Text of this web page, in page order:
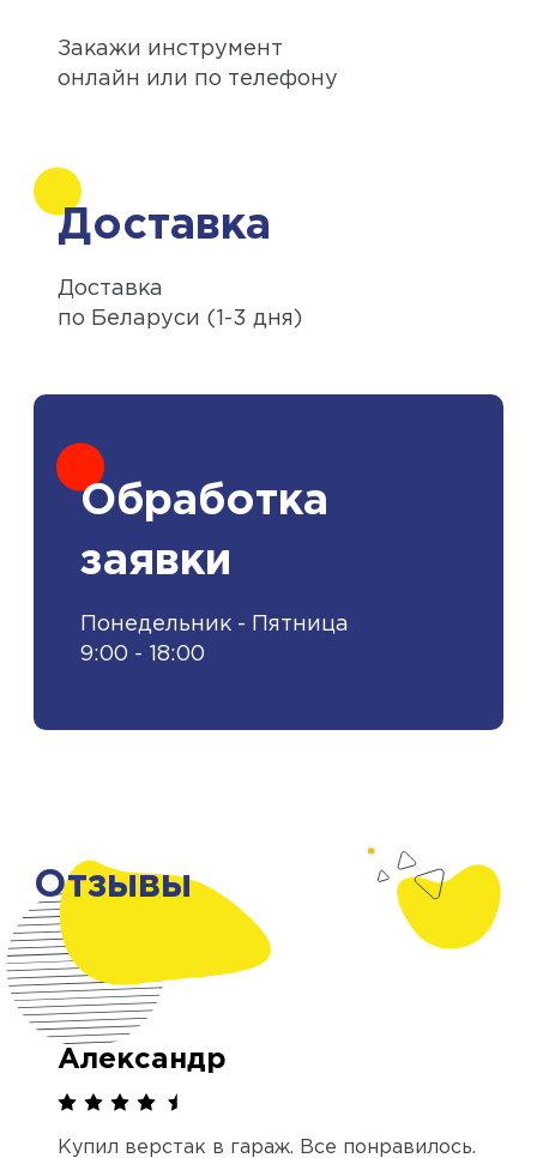
Закажи инструмент
онлайн или по телефону
Доставка
Доставка
по Беларуси (1-3 дня)
Обработка
заявки
Понедельник - Пятница
9:00 - 18:00
Отзывы
Александр
Купил верстак в гараж. Все понравилось.